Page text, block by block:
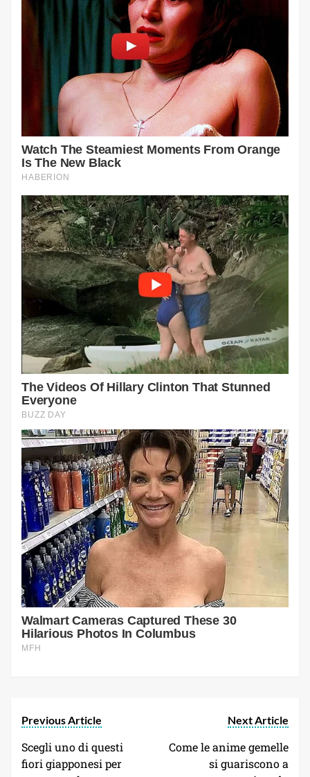
Previous Article
Scegli uno di questi
fiori giapponesi per
Next Article
Come le anime gemelle
si guariscono a